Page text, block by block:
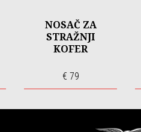
NOSAČ ZA
STRAŽNJI
KOFER
€ 79